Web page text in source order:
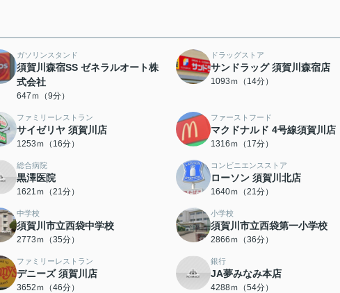
ガソリンスタンド
須賀川森宿SS ゼネラルオート株
式会社
647ｍ（9分）
ドラッグストア
サンドラッグ 須賀川森宿店
1093ｍ（14分）
ファミリーレストラン
サイゼリヤ 須賀川店
1253ｍ（16分）
ファーストフード
マクドナルド 4号線須賀川店
1316ｍ（17分）
総合病院
黒澤医院
1621ｍ（21分）
コンビニエンスストア
ローソン 須賀川北店
1640ｍ（21分）
中学校
須賀川市立西袋中学校
2773ｍ（35分）
小学校
須賀川市立西袋第一小学校
2866ｍ（36分）
ファミリーレストラン
デニーズ 須賀川店
3652ｍ（46分）
銀行
JA夢みなみ本店
4288ｍ（54分）